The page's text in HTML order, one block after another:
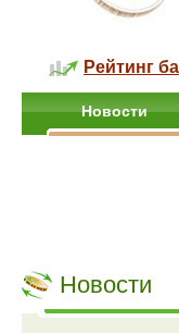
Рейтинг
Новости
Новости